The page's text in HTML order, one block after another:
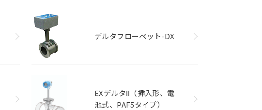
デルタフローペット-DX
EXデルタⅡ（挿入形、電
池式、PAF5タイプ）